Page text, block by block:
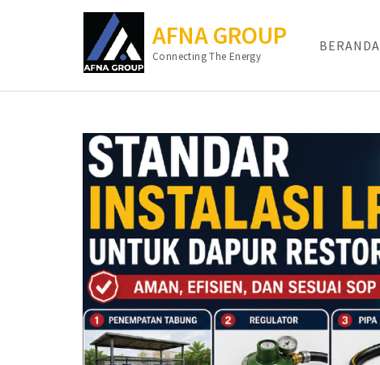
AFNA GROUP
Connecting The Energy
BERANDA